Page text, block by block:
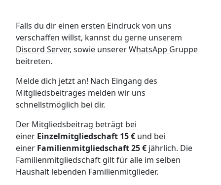
Falls du dir einen ersten Eindruck von uns
verschaffen willst, kannst du gerne unserem
Discord Server, sowie unsererWhatsApp Gruppe
beitreten.
Melde dich jetzt an! Nach Eingang des
Mitgliedsbeitrages melden wir uns
schnellstmöglich bei dir.
Der Mitgliedsbeitrag beträgt bei
einer Einzelmitgliedschaft 15 € und bei
einer Familienmitgliedschaft 25 € jährlich. Die
Familienmitgliedschaft gilt für alle im selben
Haushalt lebenden Familienmitglieder.